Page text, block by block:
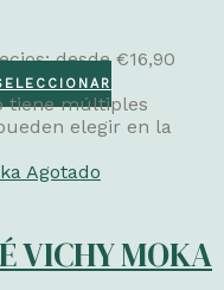
desde €16,90
tiene múltiples
elegir en la
Agotado
VICHY MOKA